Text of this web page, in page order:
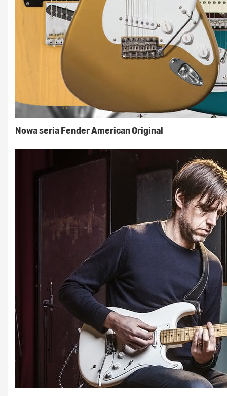
Nowa seria Fender American Original